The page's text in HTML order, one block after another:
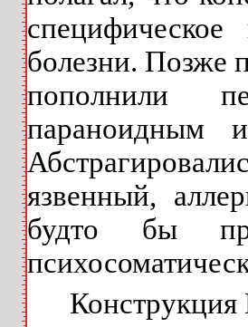
болезни. Позже
пополнили
параноидным
язвенный,
будто бы